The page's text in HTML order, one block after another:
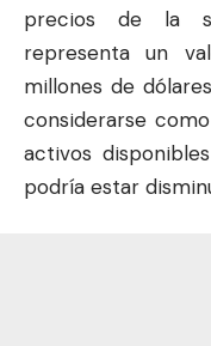
precios de la
representa un
millones de
considerarse
activos
podría estar